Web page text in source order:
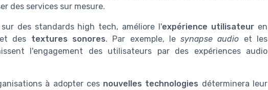
des services sur mesure.
des standards high tech, améliore l'expérience utilisateur en
des textures sonores. Par exemple, lesynapse audio et les
l'engagement des utilisateurs par des expériences audio
à adopter ces nouvelles technologies déterminera leur